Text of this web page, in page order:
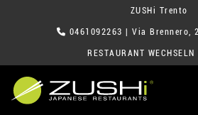
ZUSHi Trento
0461092263 | Via Brennero,
RESTAURANT WECHSELN